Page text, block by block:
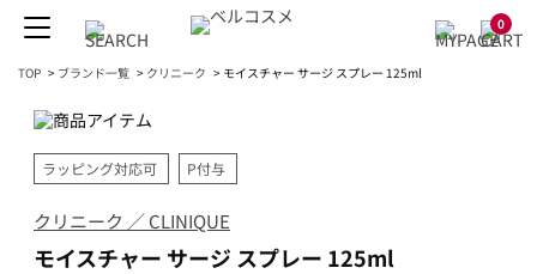
0
TOP > ブランド一覧 > クリニーク > モイスチャー サージ スプレー 125ml
ラッピング対応可 P付与
クリニーク ／ CLINIQUE
モイスチャー サージ スプレー 125ml